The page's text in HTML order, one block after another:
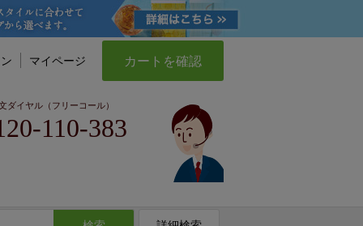
マイページ カートを確認
ダイヤル（フリーコール）
110-383